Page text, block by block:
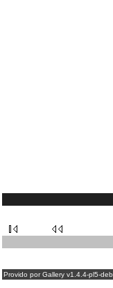
Provido por Gallery v1.4.4-pl5-